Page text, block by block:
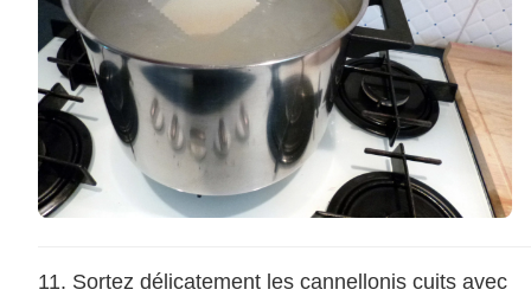
Sortez délicatement les cannellonis cuits avec